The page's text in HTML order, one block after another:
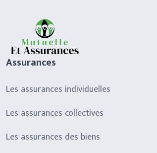
Assurances
Les assurances individuelles
Les assurances collectives
Les assurances des biens